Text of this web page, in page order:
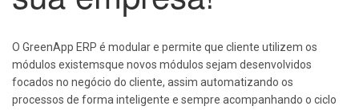
O GreenApp ERP é modular e permite que cliente utilizem os
módulos existemsque novos módulos sejam desenvolvidos
focados no negócio do cliente, assim automatizando os
processos de forma inteligente e sempre acompanhando o ciclo